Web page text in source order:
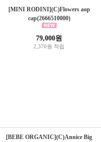
[MINI RODINI](C)Flowers aop
cap(2666510000)
79,000원
2,370원 적립
[BEBE ORGANIC](C)Annice Big